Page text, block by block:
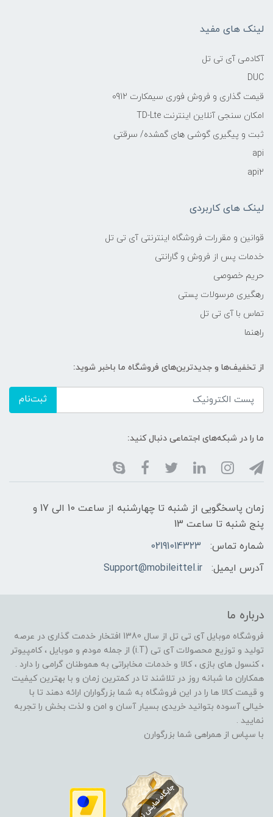
لینک های مفید
آکادمی آی تی تل
DUC
قیمت گذاری و فروش فوری سیمکارت 0912
امکان سنجی آنلاین اینترنت TD-Lte
ثبت و پیگیری گوشی های گمشده/ سرقتی
api
api2
لینک های کاربردی
قوانین و مقررات فروشگاه اینترنتی آی تی تل
خدمات پس از فروش و گارانتی
حریم خصوصی
رهگیری مرسولات پستی
تماس با آی تی تل
راهنما
از تخفیف‌ها و جدیدترین‌های فروشگاه ما باخبر شوید:
ثبت‌نام
ما را در شبکه‌های اجتماعی دنبال کنید:
زمان پاسخگویی از شنبه تا چهارشنبه از ساعت 10 الی 17 و
پنج شنبه تا ساعت 13
شماره تماس:
02191014323
آدرس ایمیل:
Support@mobileittel.ir
درباره ما
فروشگاه موبایل آی تی تل از سال 1380 افتخار خدمت گذاری در عرصه
تولید و توزیع محصولات آی تی (i.T) از جمله مودم و موبایل ، کامپیوتر
، کنسول های بازی ، کالا و خدمات مخابراتی به هموطنان گرامی را دارد .
همکاران ما شبانه روز در تلاشند تا در کمترین زمان و با بهترین کیفیت
و قیمت کالا ها را در این فروشگاه به شما بزرگواران ارائه دهند تا با
خیالی آسوده بتوانید خریدی بسیار آسان و امن و لذت بخش را تجربه
نمایید .
با سپاس از همراهی شما بزرگوارن